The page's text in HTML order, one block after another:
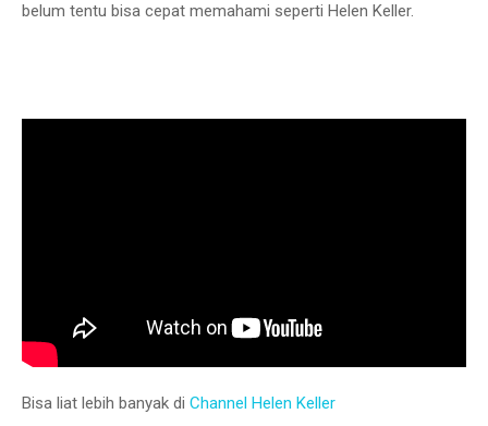
belum tentu bisa cepat memahami seperti Helen Keller.
Bisa liat lebih banyak di Channel Helen Keller